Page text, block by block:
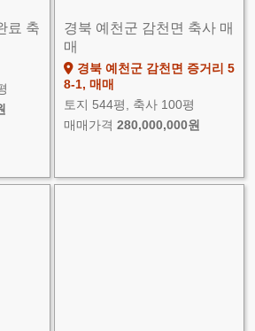
료 축
경북 예천군 감천면 축사 매
매
경북 예천군 감천면 증거리 5
8-1, 매매
토지 544평, 축사 100평
매매가격 280,000,000원